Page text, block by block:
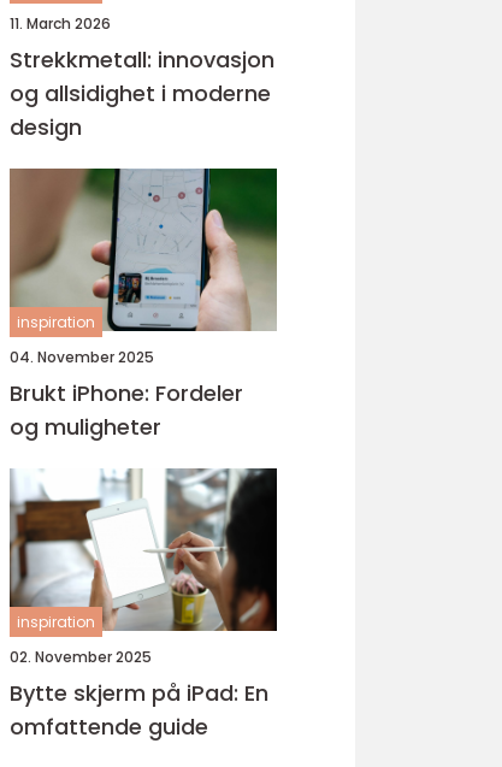
11. March 2026
Strekkmetall: innovasjon
og allsidighet i moderne
design
inspiration
04. November 2025
Brukt iPhone: Fordeler
og muligheter
inspiration
02. November 2025
Bytte skjerm på iPad: En
omfattende guide